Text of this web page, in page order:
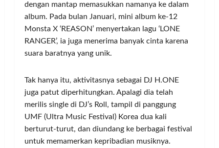
dengan mantap memasukkan namanya ke dalam
album. Pada bulan Januari, mini album ke-12
Monsta X ‘REASON’ menyertakan lagu ‘LONE
RANGER’, ia juga menerima banyak cinta karena
suara baratnya yang unik.
Tak hanya itu, aktivitasnya sebagai DJ H.ONE
juga patut diperhitungkan. Apalagi dia telah
merilis single di DJ’s Roll, tampil di panggung
UMF (Ultra Music Festival) Korea dua kali
berturut-turut, dan diundang ke berbagai festival
untuk memamerkan kepribadian musiknya.